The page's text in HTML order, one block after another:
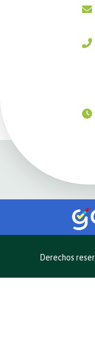
Derechos